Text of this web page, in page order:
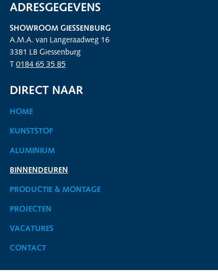
ADRESGEGEVENS
SHOWROOM GIESSENBURG
A.M.A. van Langeraadweg 16
3381 LB Giessenburg
T 0184 65 35 85
DIRECT NAAR
HOME
KUNSTSTOF
ALUMINIUM
BINNENDEUREN
PRODUCTIE & MONTAGE
PROJECTEN
VACATURES
CONTACT